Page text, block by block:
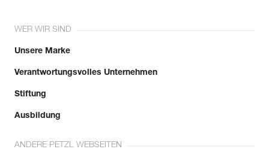
WER WIR SIND
Unsere Marke
Verantwortungsvolles Unternehmen
Stiftung
Ausbildung
ANDERE PETZL WEBSEITEN